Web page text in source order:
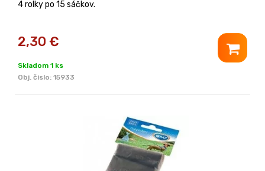
4 rolky po 15 sáčkov.
2,30 €
Skladom 1 ks
Obj. čislo: 15933